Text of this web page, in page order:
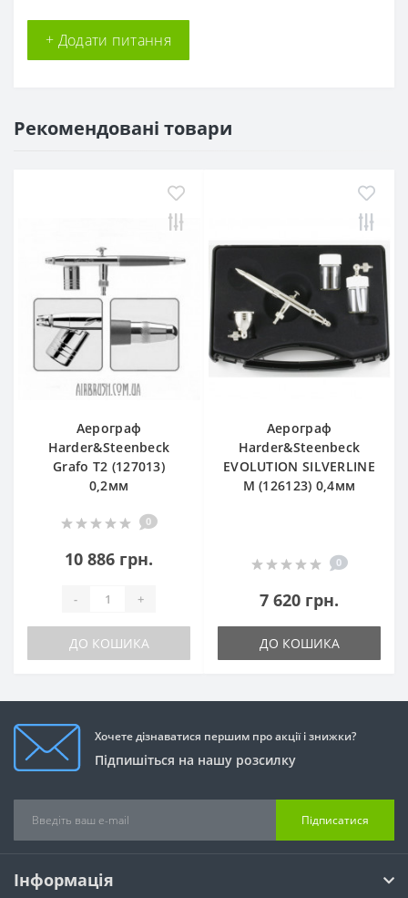
+ Додати питання
Рекомендовані товари
Аерограф
Harder&Steenbeck
Grafo T2 (127013)
0,2мм
0
10 886 грн.
- +
ДО КОШИКА
Аерограф
Harder&Steenbeck
EVOLUTION SILVERLINE
M (126123) 0,4мм
0
7 620 грн.
ДО КОШИКА
Хочете дізнаватися першим про акції і знижки?
Підпишіться на нашу розсилку
Підписатися
Інформація